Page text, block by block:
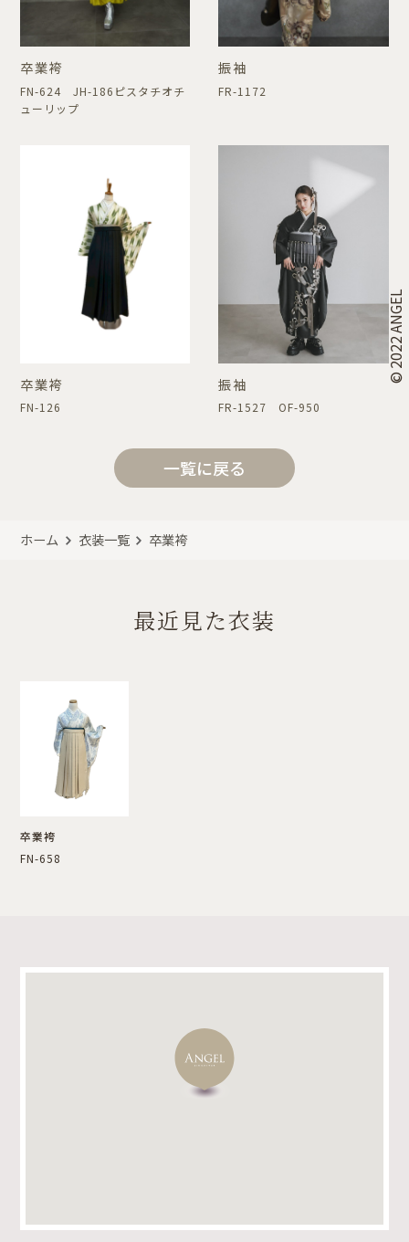
卒業袴
FN-624 JH-186ピスタチオチ
ューリップ
振袖
FR-1172
卒業袴
FN-126
振袖
FR-1527 OF-950
一覧に戻る
ホーム 衣装一覧 卒業袴
最近見た衣装
卒業袴
FN-658
© 2022 ANGEL